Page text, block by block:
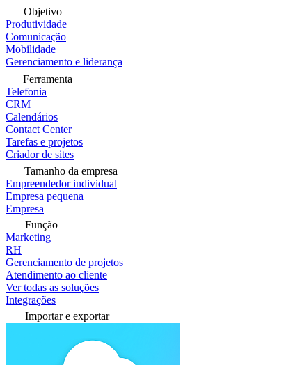
Objetivo
Produtividade
Comunicação
Mobilidade
Gerenciamento e liderança
Ferramenta
Telefonia
CRM
Calendários
Contact Center
Tarefas e projetos
Criador de sites
Tamanho da empresa
Empreendedor individual
Empresa pequena
Empresa
Função
Marketing
RH
Gerenciamento de projetos
Atendimento ao cliente
Ver todas as soluções
Integrações
Importar e exportar